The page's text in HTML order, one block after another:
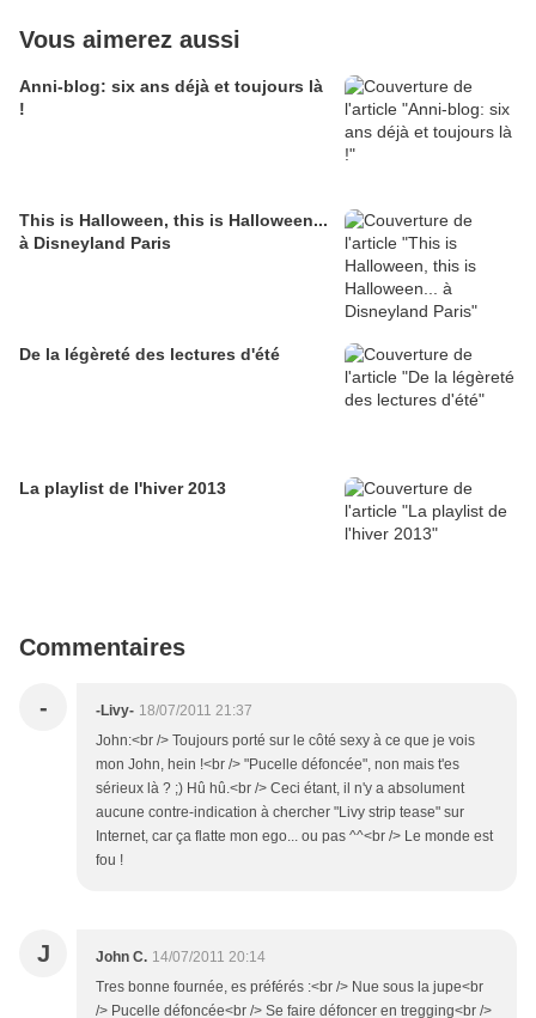
Vous aimerez aussi
Anni-blog: six ans déjà et toujours là
!
This is Halloween, this is Halloween...
à Disneyland Paris
De la légèreté des lectures d'été
La playlist de l'hiver 2013
Commentaires
- -Livy- 18/07/2011 21:37
John:<br /> Toujours porté sur le côté sexy à ce que je vois
mon John, hein !<br /> "Pucelle défoncée", non mais t'es
sérieux là ? ;) Hû hû.<br /> Ceci étant, il n'y a absolument
aucune contre-indication à chercher "Livy strip tease" sur
Internet, car ça flatte mon ego... ou pas ^^<br /> Le monde est
fou !
J John C. 14/07/2011 20:14
Tres bonne fournée, es préférés :<br /> Nue sous la jupe<br
/> Pucelle défoncée<br /> Se faire défoncer en tregging<br />